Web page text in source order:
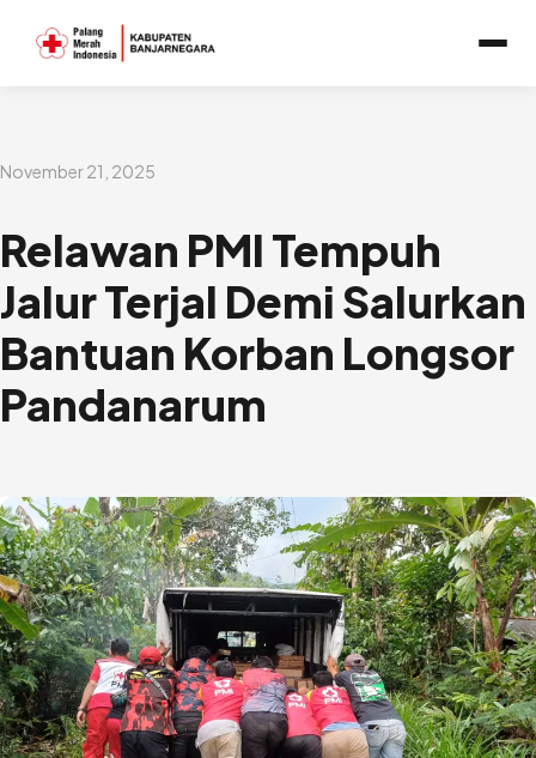
November 21, 2025
Relawan PMI Tempuh
Jalur Terjal Demi Salurkan
Bantuan Korban Longsor
Pandanarum